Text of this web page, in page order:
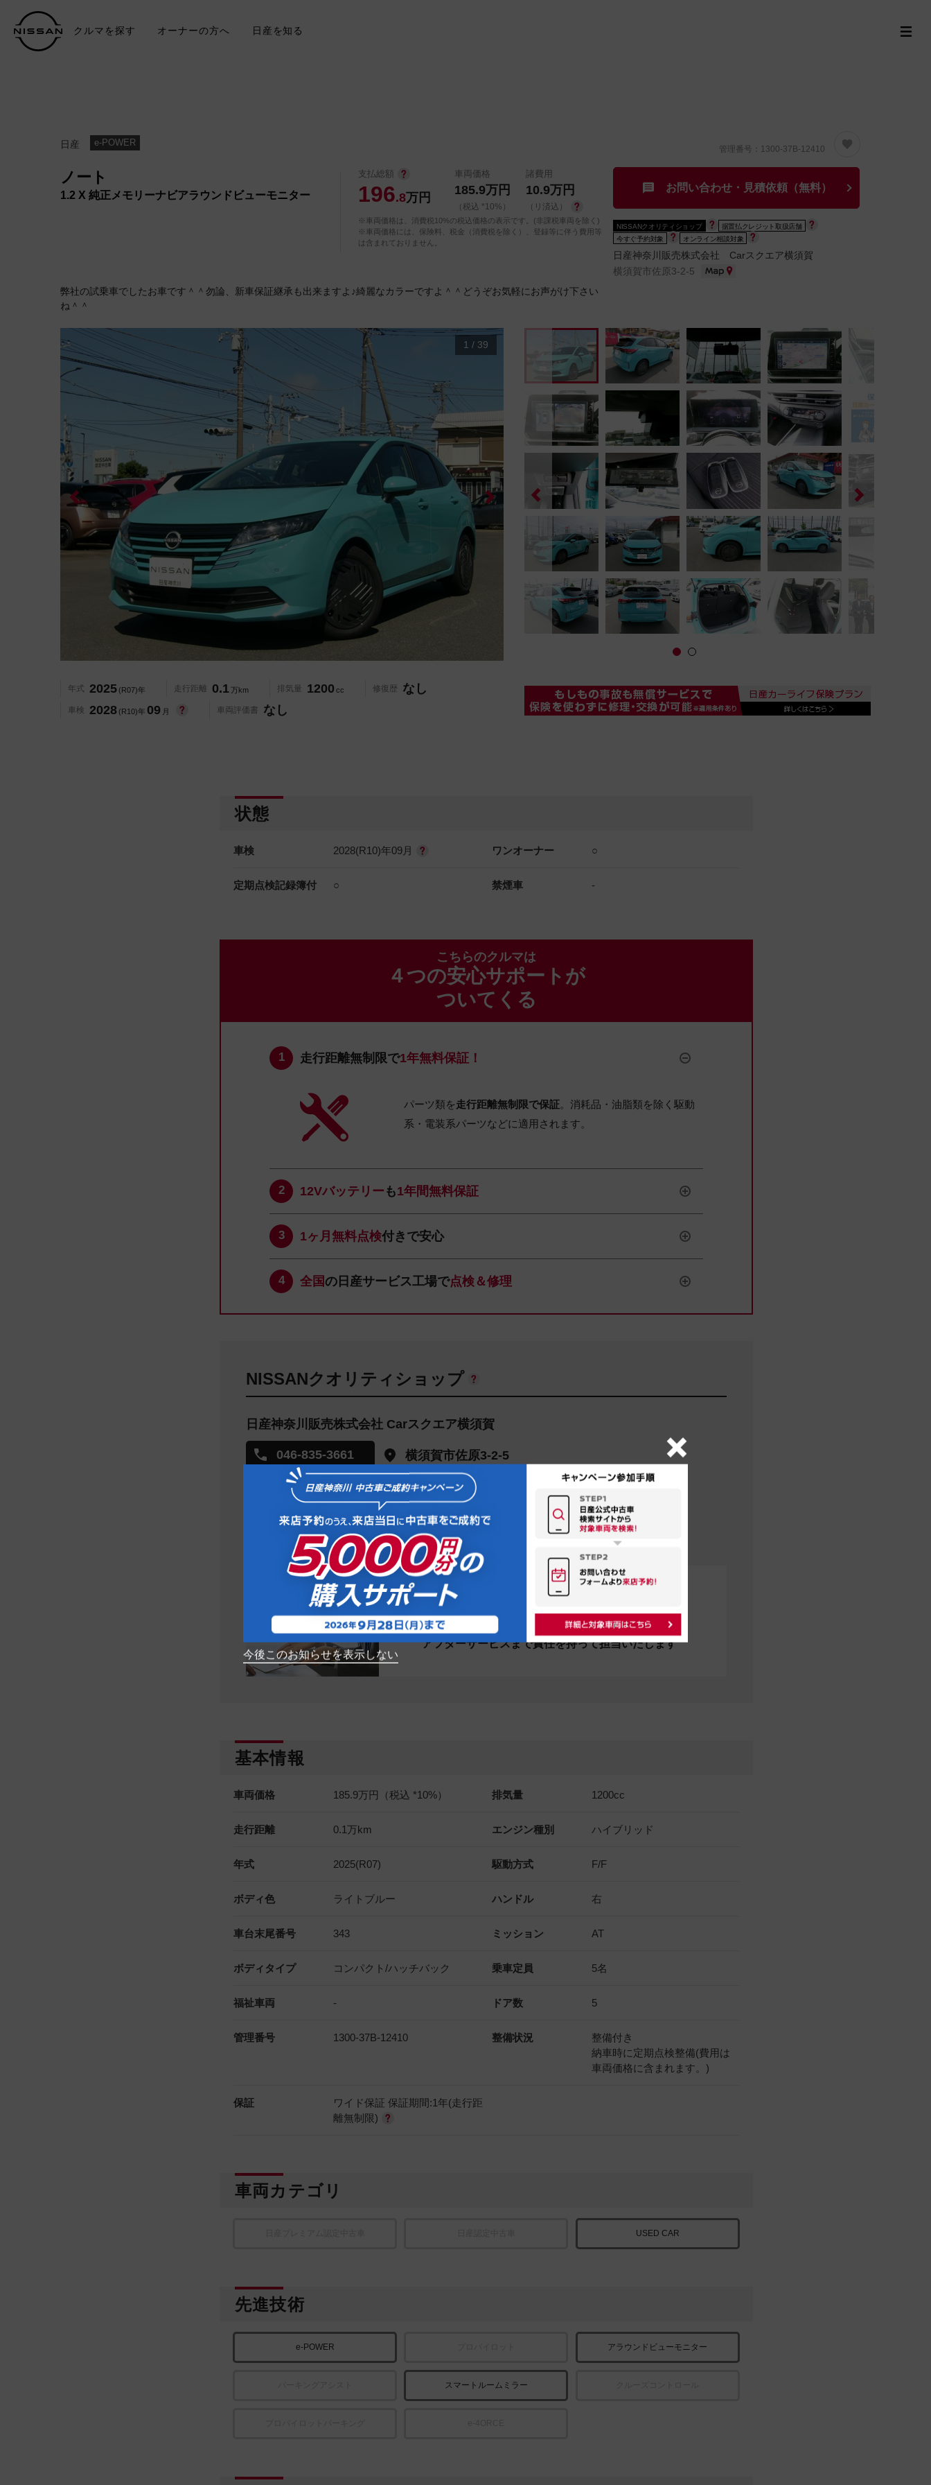
クルマを探す オーナーの方へ 日産を知る
日産 e-POWER
ノート
1.2 X 純正メモリーナビアラウンドビューモニター
支払総額
196.8万円
車両価格
185.9万円
（税込 *10%）
諸費用
10.9万円
（リ済込）
※車両価格は、消費税10%の税込価格の表示です。(非課税車両を除く)
※車両価格には、保険料、税金（消費税を除く）、登録等に伴う費用等
は含まれておりません。
弊社の試乗車でしたお車です＾＾勿論、新車保証継承も出来ますよ♪綺麗なカラーですよ＾＾どうぞお気軽にお声がけ下さい
ね＾＾
管理番号：1300-37B-12410
お問い合わせ・見積依頼（無料）
NISSANクオリティショップ
据置払クレジット取扱店舗
今すぐ予約対象
オンライン相談対象
日産神奈川販売株式会社 Carスクエア横須賀
横須賀市佐原3-2-5
1 / 39
年式 2025 (R07)年 走行距離 0.1万km 排気量 1200 cc 修復歴 なし
車検 2028 (R10)年 09 月 車両評価書 なし
状態
車検 2028(R10)年09月 ワンオーナー ○
定期点検記録簿付 ○ 禁煙車 -
こちらのクルマは
４つの安心サポートが
ついてくる
走行距離無制限で1年無料保証！
パーツ類を走行距離無制限で保証。消耗品・油脂類を除く駆動
系・電装系パーツなどに適用されます。
12Vバッテリー も1年間無料保証
1ヶ月無料点検付きで安心
全国 の日産サービス工場で点検＆修理
NISSANクオリティショップ
日産神奈川販売株式会社 Carスクエア横須賀
046-835-3661 横須賀市佐原3-2-5
お店の地図を見る
１０：００～１８：００
火曜部、水曜日
※詳しくはお問合せください。
※在庫状況については販売店にお問合せください
NISSANクオリティショップ
カーライフアドバイザーが、クルマ選びから
アフターサービスまで責任を持って担当いたします
基本情報
車両価格 185.9万円（税込 *10%） 排気量 1200cc
走行距離 0.1万km エンジン種別 ハイブリッド
年式 2025(R07) 駆動方式 F/F
ボディ色 ライトブルー ハンドル 右
車台末尾番号 343 ミッション AT
ボディタイプ コンパクト/ハッチバック 乗車定員 5名
福祉車両 - ドア数 5
管理番号 1300-37B-12410 整備状況
整備付き
納車時に定期点検整備(費用は
車両価格に含まれます。)
保証
ワイド保証 保証期間:1年(走行距
離無制限)
車両カテゴリ
USED CAR
先進技術
e-POWER アラウンドビューモニター
スマートルームミラー
今後このお知らせを表示しない